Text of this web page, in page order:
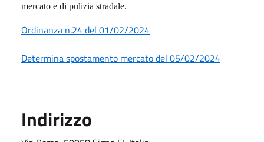
mercato e di pulizia stradale.
Ordinanza n.24 del 01/02/2024
Determina spostamento mercato del 05/02/2024
Indirizzo